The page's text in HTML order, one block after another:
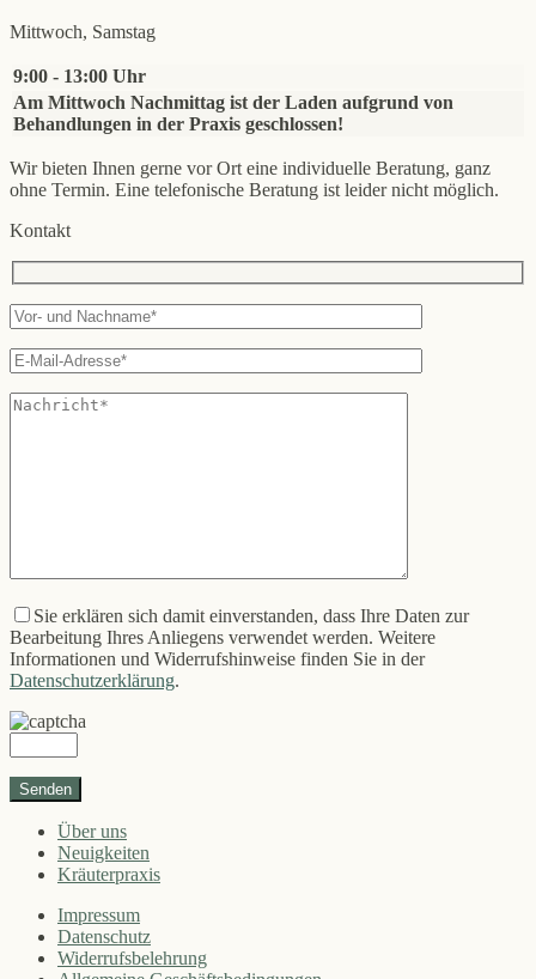
Mittwoch, Samstag
9:00 - 13:00 Uhr
Am Mittwoch Nachmittag ist der Laden aufgrund von
Behandlungen in der Praxis geschlossen!
Wir bieten Ihnen gerne vor Ort eine individuelle Beratung, ganz
ohne Termin. Eine telefonische Beratung ist leider nicht möglich.
Kontakt
Sie erklären sich damit einverstanden, dass Ihre Daten zur
Bearbeitung Ihres Anliegens verwendet werden. Weitere
Informationen und Widerrufshinweise finden Sie in der
Datenschutzerklärung.
Über uns
Neuigkeiten
Kräuterpraxis
Impressum
Datenschutz
Widerrufsbelehrung